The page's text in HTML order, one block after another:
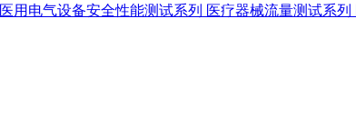
医用电气设备安全性能测试系列 医疗器械流量测试系列